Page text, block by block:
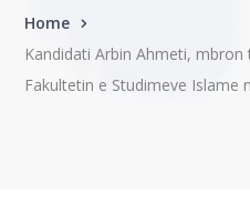
Home
Kandidati Arbin Ahmeti,
Fakultetin e Studimeve Islame